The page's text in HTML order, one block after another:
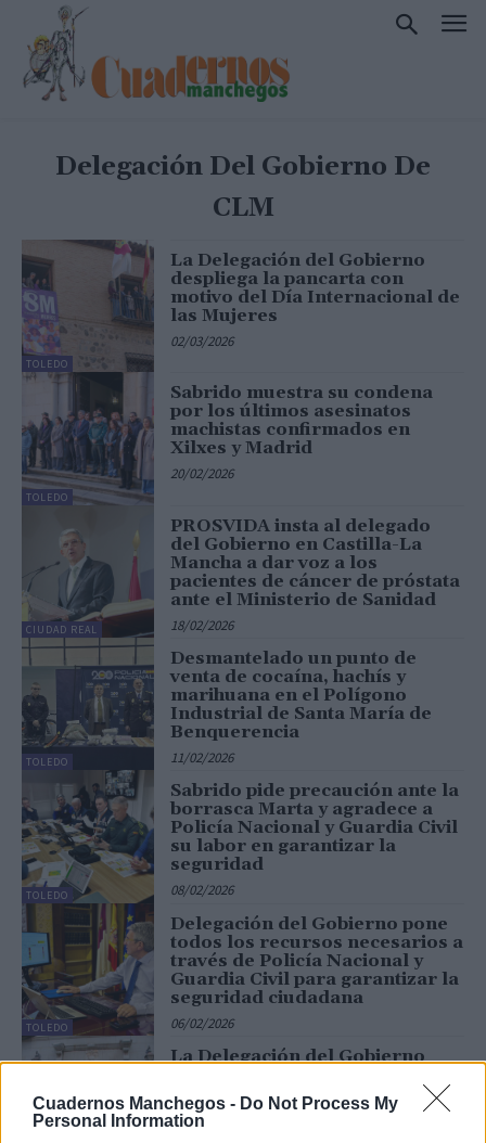
Cuadernos Manchegos - Do Not Process My
Personal Information
Delegación Del Gobierno De
CLM
TOLEDO
La Delegación del Gobierno
despliega la pancarta con
motivo del Día Internacional de
las Mujeres
02/03/2026
TOLEDO
Sabrido muestra su condena
por los últimos asesinatos
machistas confirmados en
Xilxes y Madrid
20/02/2026
CIUDAD REAL
PROSVIDA insta al delegado
del Gobierno en Castilla-La
Mancha a dar voz a los
pacientes de cáncer de próstata
ante el Ministerio de Sanidad
18/02/2026
TOLEDO
Desmantelado un punto de
venta de cocaína, hachís y
marihuana en el Polígono
Industrial de Santa María de
Benquerencia
11/02/2026
TOLEDO
Sabrido pide precaución ante la
borrasca Marta y agradece a
Policía Nacional y Guardia Civil
su labor en garantizar la
seguridad
08/02/2026
TOLEDO
Delegación del Gobierno pone
todos los recursos necesarios a
través de Policía Nacional y
Guardia Civil para garantizar la
seguridad ciudadana
06/02/2026
La Delegación del Gobierno
asesinato machista de María
Belén Fernández en Mos
(Pontevedra)